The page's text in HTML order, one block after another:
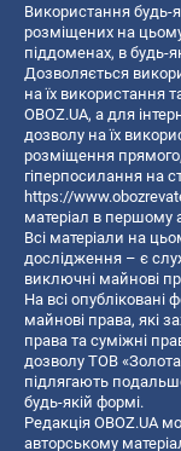
Використання будь-
розміщених на
піддоменах, в будь-
Дозволяється
на їх використання
OBOZ.UA, а для
дозволу на їх
розміщення
гіперпосилання на
https://
матеріал в першому
Всі матеріали на
дослідження – є
виключні майнові
На всі опубліковані
майнові права, які
права та суміжні
дозволу ТОВ
підлягають
будь-якій формі.
Редакція OBOZ.UA
авторському